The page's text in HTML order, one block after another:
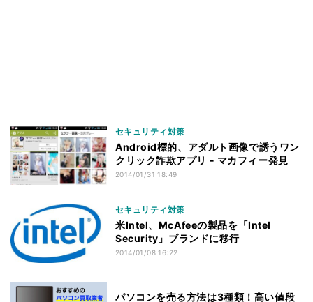
セキュリティ対策
Android標的、アダルト画像で誘うワン
クリック詐欺アプリ - マカフィー発見
2014/01/31 18:49
セキュリティ対策
米Intel、McAfeeの製品を「Intel
Security」ブランドに移行
2014/01/08 16:22
パソコンを売る方法は3種類！高い値段